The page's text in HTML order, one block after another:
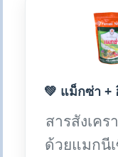
💚 แม็กซ่า +
สารสังเค
ด้วยแมกนีเ